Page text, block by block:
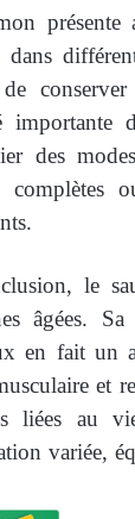
dans
importante
des
le
âgées.
en fait un
et
liées au
variée,